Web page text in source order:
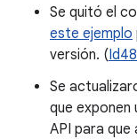
Se quitó el
este ejemplo
versión. (
Se
que exponen
API para que